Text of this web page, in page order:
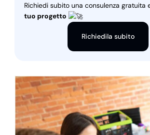
Richiedi subito una consulenza gratuita
tuo progetto
Richiedila subito